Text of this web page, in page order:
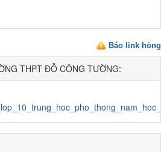
Báo link hỏng
THPT ĐỖ CÔNG TƯỜNG: